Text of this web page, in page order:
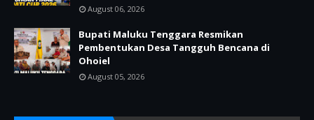
August 06, 2026
Bupati Maluku Tenggara Resmikan
Pembentukan Desa Tangguh Bencana di
Ohoiel
August 05, 2026